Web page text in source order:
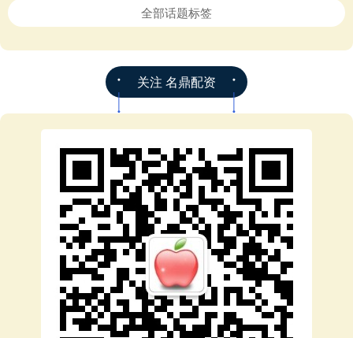
全部话题标签
关注 名鼎配资